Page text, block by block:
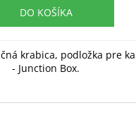
DO KOŠÍKA
krabica, podložka pre
- Junction Box.